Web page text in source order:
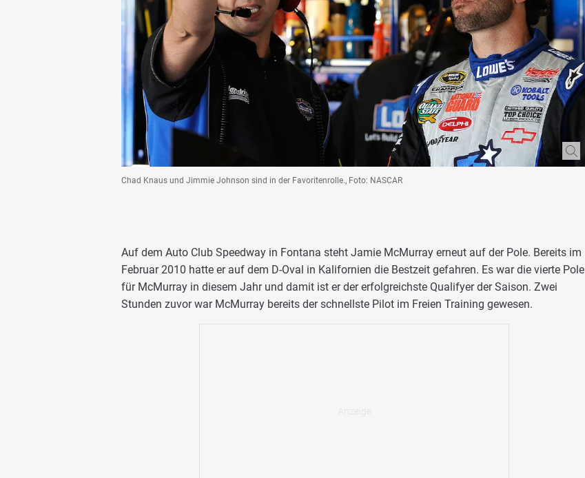
Chad Knaus und Jimmie Johnson sind in der Favoritenrolle., Foto: NASCAR
Auf dem Auto Club Speedway in Fontana steht Jamie McMurray erneut auf der Pole. Bereits im
Februar 2010 hatte er auf dem D-Oval in Kalifornien die Bestzeit gefahren. Es war die vierte Pole
für McMurray in diesem Jahr und damit ist er der erfolgreichste Qualifyer der Saison. Zwei
Stunden zuvor war McMurray bereits der schnellste Pilot im Freien Training gewesen.